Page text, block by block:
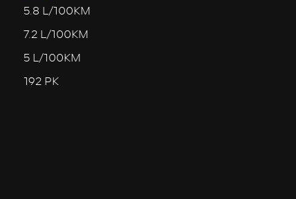
5.8 L/100KM
7.2 L/100KM
5 L/100KM
192 PK